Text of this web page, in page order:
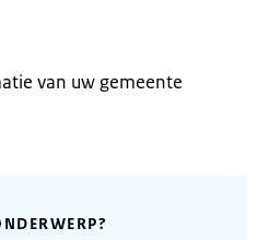
van uw gemeente